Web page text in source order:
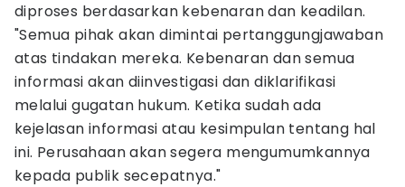
diproses berdasarkan kebenaran dan keadilan.
"Semua pihak akan dimintai pertanggungjawaban
atas tindakan mereka. Kebenaran dan semua
informasi akan diinvestigasi dan diklarifikasi
melalui gugatan hukum. Ketika sudah ada
kejelasan informasi atau kesimpulan tentang hal
ini. Perusahaan akan segera mengumumkannya
kepada publik secepatnya."